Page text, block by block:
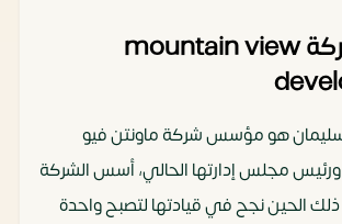
صاحب شركة mountain view
هو مؤسس شركة ماونتن فيو
ورئيس مجلس إدارتها الحالي، أسس الشركة
ومنذ ذلك الحين نجح في قيادتها لتصبح واحدة